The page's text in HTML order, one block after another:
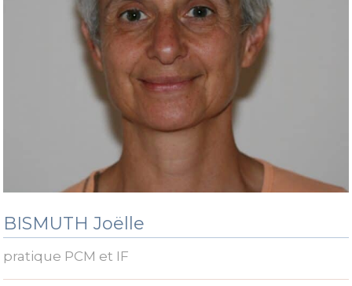
BISMUTH Joëlle
pratique PCM et IF